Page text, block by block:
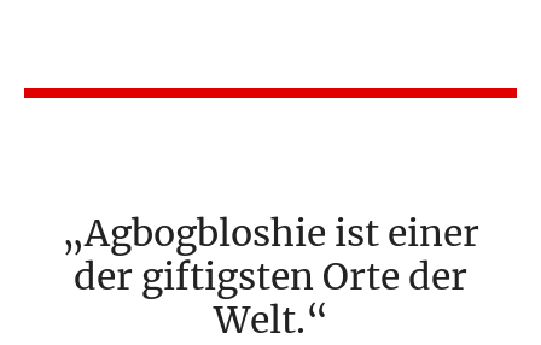
Agbogbloshie ist einer
der giftigsten Orte der
Welt.